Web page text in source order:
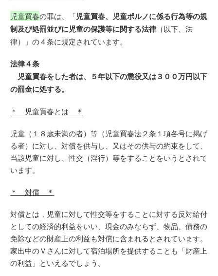
児童買春の罪は、「児童買春、児童ポルノに係る行為等の規
制及び処罰並びに児童の保護等に関する法律 （以下、法
律）」の４条に規定されています。
法律４条
児童買春をした者は、５年以下の懲役又は３００万円以下
の罰金に処する。
＊ 児童買春とは ＊
児童（１８歳未満の者）等（児童買春法２条１項各号に掲げ
る者）に対し、対償を供与し、又はその供与の約束をして、
当該児童に対し、性交（淫行）等をすることをいうとされて
います。
＊ 対償 ＊
対償とは，児童に対して性交等をすることに対する反対給付
としての経済的利益をいい、現金のみならず、物品、債務の
免除などの財産上の利益も対償に含まれるとされています。
家出中のＶさんに対して宿泊場所を提供することも「財産上
の利益」といえるでしょう。